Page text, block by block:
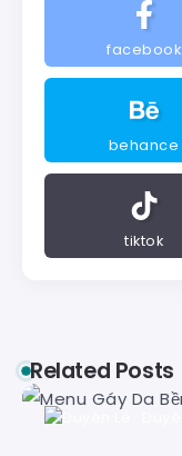
facebook
behance
tiktok
Related Posts